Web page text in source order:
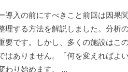
導入の前にすべきこと前回は因果
理する方法を解説しました。分析
要です。しかし、多くの施設はこ
はありません。「何を変えればよ
わり始めます。 ...